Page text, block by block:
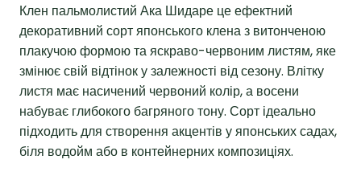
Клен пальмолистий Ака Шидаре це ефектний
декоративний сорт японського клена з витонченою
плакучою формою та яскраво-червоним листям, яке
змінює свій відтінок у залежності від сезону. Влітку
листя має насичений червоний колір, а восени
набуває глибокого багряного тону. Сорт ідеально
підходить для створення акцентів у японських садах,
біля водойм або в контейнерних композиціях.